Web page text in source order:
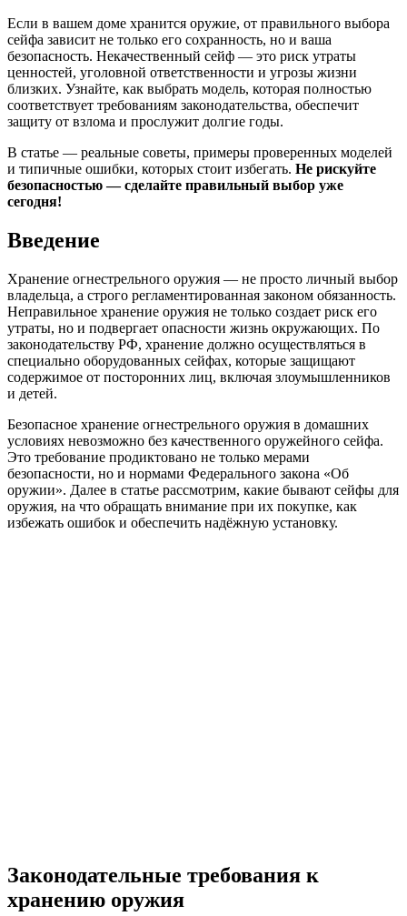
Если в вашем доме хранится оружие, от правильного выбора
сейфа зависит не только его сохранность, но и ваша
безопасность. Некачественный сейф — это риск утраты
ценностей, уголовной ответственности и угрозы жизни
близких. Узнайте, как выбрать модель, которая полностью
соответствует требованиям законодательства, обеспечит
защиту от взлома и прослужит долгие годы.
В статье — реальные советы, примеры проверенных моделей
и типичные ошибки, которых стоит избегать. Не рискуйте
безопасностью — сделайте правильный выбор уже
сегодня!
Введение
Хранение огнестрельного оружия — не просто личный выбор
владельца, а строго регламентированная законом обязанность.
Неправильное хранение оружия не только создает риск его
утраты, но и подвергает опасности жизнь окружающих. По
законодательству РФ, хранение должно осуществляться в
специально оборудованных сейфах, которые защищают
содержимое от посторонних лиц, включая злоумышленников
и детей.
Безопасное хранение огнестрельного оружия в домашних
условиях невозможно без качественного оружейного сейфа.
Это требование продиктовано не только мерами
безопасности, но и нормами Федерального закона «Об
оружии». Далее в статье рассмотрим, какие бывают сейфы для
оружия, на что обращать внимание при их покупке, как
избежать ошибок и обеспечить надёжную установку.
Законодательные требования к
хранению оружия